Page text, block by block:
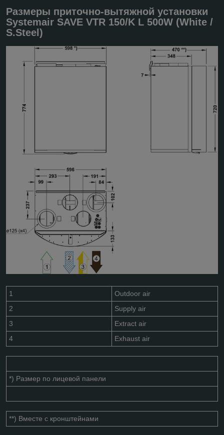
Размеры приточно-вытяжной установки
Systemair SAVE VTR 150/K L 500W (White /
S.Steel)
1
Outdoor air
2
Supply air
3
Extract air
4
Exhaust air
*) Размер по лицевой панели
**) Вместе с кронштейнами